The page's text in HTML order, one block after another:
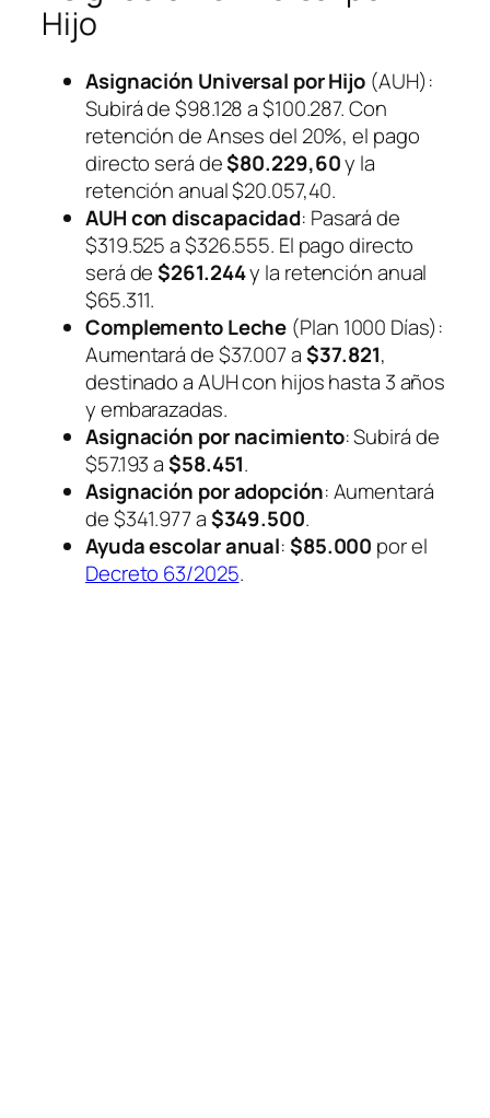
Hijo
Asignación Universal por Hijo (AUH):
Subirá de $98.128 a $100.287. Con
retención de Anses del 20%, el pago
directo será de$80.229,60y la
retención anual $20.057,40.
AUH con discapacidad: Pasará de
$319.525 a $326.555. El pago directo
será de$261.244y la retención anual
$65.311.
Complemento Leche (Plan 1000 Días):
Aumentará de $37.007 a$37.821,
destinado a AUH con hijos hasta 3 años
y embarazadas.
Asignación por nacimiento: Subirá de
$57.193 a$58.451.
Asignación por adopción: Aumentará
de $341.977 a$349.500.
Ayuda escolar anual:$85.000 por el
Decreto 63/2025.